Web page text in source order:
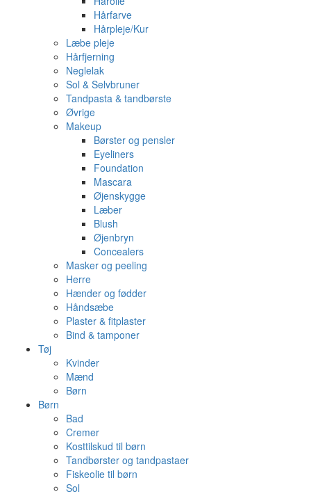
Hårfarve
Hårpleje/Kur
Læbe pleje
Hårfjerning
Neglelak
Sol & Selvbruner
Tandpasta & tandbørste
Øvrige
Makeup
Børster og pensler
Eyeliners
Foundation
Mascara
Øjenskygge
Læber
Blush
Øjenbryn
Concealers
Masker og peeling
Herre
Hænder og fødder
Håndsæbe
Plaster & fitplaster
Bind & tamponer
Tøj
Kvinder
Mænd
Børn
Børn
Bad
Cremer
Kosttilskud til børn
Tandbørster og tandpastaer
Fiskeolie til børn
Sol